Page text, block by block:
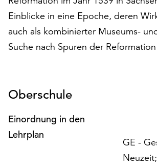
Einblicke in eine Epoche, deren
auch als kombinierter Museums-
Suche nach Spuren der
Oberschule
Einordnung in den
Lehrplan
GE -